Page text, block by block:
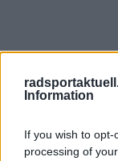
Information
If you wish to
processing of